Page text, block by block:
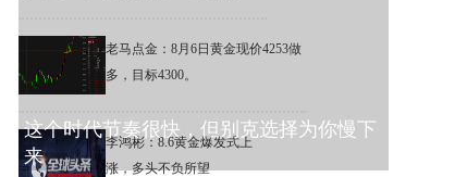
老马点金：8月6日黄金现价4253做
多，目标4300。
李鸿彬：8.6黄金爆发式上
涨，多头不负所望
这个时代节奏很快，但别克选择为你慢下
来